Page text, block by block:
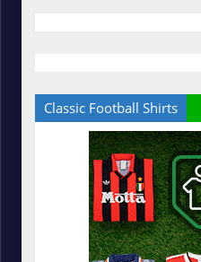
Classic Football Shirts